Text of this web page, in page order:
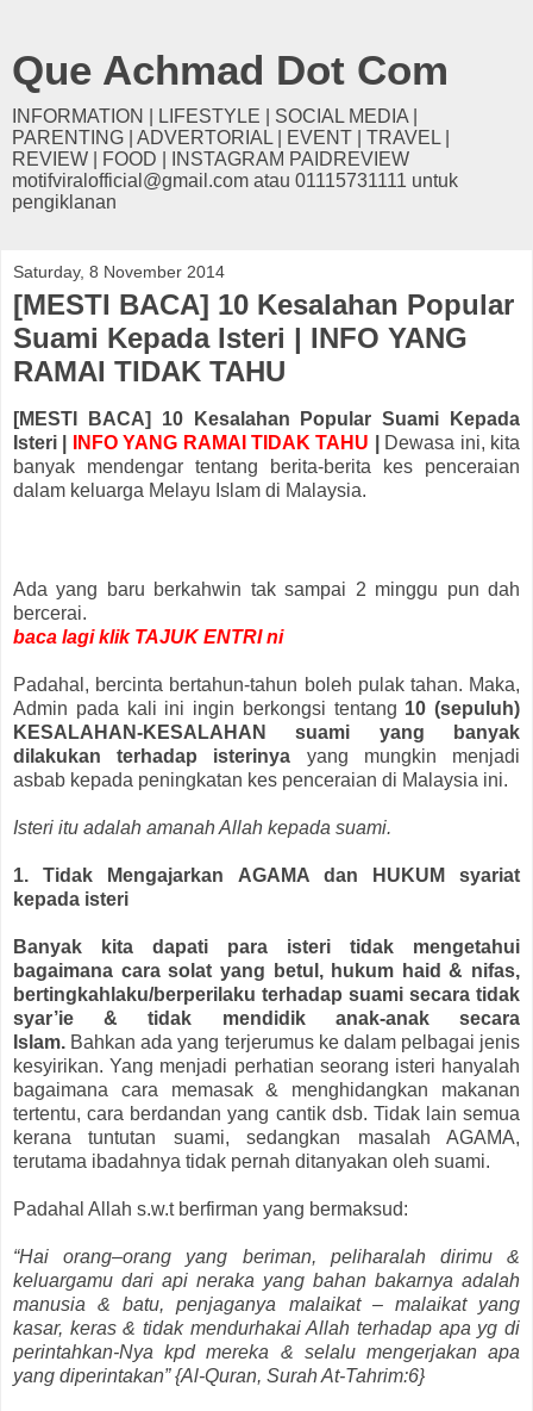
Que Achmad Dot Com
INFORMATION | LIFESTYLE | SOCIAL MEDIA |
PARENTING | ADVERTORIAL | EVENT | TRAVEL |
REVIEW | FOOD | INSTAGRAM PAIDREVIEW
motifviralofficial@gmail.com atau 01115731111 untuk
pengiklanan
Saturday, 8 November 2014
[MESTI BACA] 10 Kesalahan Popular
Suami Kepada Isteri | INFO YANG
RAMAI TIDAK TAHU
[MESTI BACA] 10 Kesalahan Popular Suami Kepada
Isteri |
INFO YANG RAMAI TIDAK TAHU
Dewasa ini, kita
banyak mendengar tentang berita-berita kes penceraian
dalam keluarga Melayu Islam di Malaysia.
Ada yang baru berkahwin tak sampai 2 minggu pun dah
bercerai.
baca lagi klik TAJUK ENTRI ni
Padahal, bercinta bertahun-tahun boleh pulak tahan. Maka,
Admin pada kali ini ingin berkongsi tentang 10 (sepuluh)
KESALAHAN-KESALAHAN suami yang banyak
dilakukan terhadap isterinya yang mungkin menjadi
asbab kepada peningkatan kes penceraian di Malaysia ini.
Isteri itu adalah amanah Allah kepada suami.
1. Tidak Mengajarkan AGAMA dan HUKUM syariat
kepada isteri
Banyak kita dapati para isteri tidak mengetahui
bagaimana cara solat yang betul, hukum haid & nifas,
bertingkahlaku/berperilaku terhadap suami secara tidak
syar’ie & tidak mendidik anak-anak secara
Islam. Bahkan ada yang terjerumus ke dalam pelbagai jenis
kesyirikan. Yang menjadi perhatian seorang isteri hanyalah
bagaimana cara memasak & menghidangkan makanan
tertentu, cara berdandan yang cantik dsb. Tidak lain semua
kerana tuntutan suami, sedangkan masalah AGAMA,
terutama ibadahnya tidak pernah ditanyakan oleh suami.
Padahal Allah s.w.t berfirman yang bermaksud:
“Hai orang–orang yang beriman, peliharalah dirimu &
keluargamu dari api neraka yang bahan bakarnya adalah
manusia & batu, penjaganya malaikat – malaikat yang
kasar, keras & tidak mendurhakai Allah terhadap apa yg di
perintahkan-Nya kpd mereka & selalu mengerjakan apa
yang diperintakan” {Al-Quran, Surah At-Tahrim:6}